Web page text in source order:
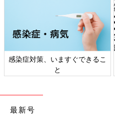
感染症対策、いますぐできるこ
と
最新号